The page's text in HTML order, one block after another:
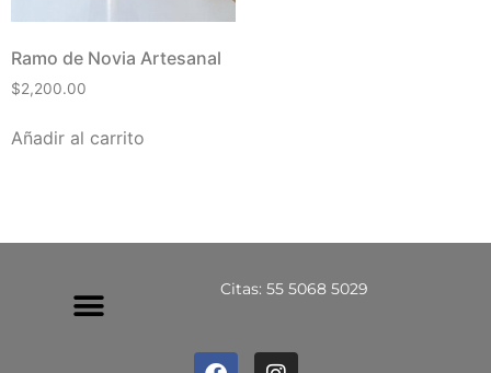
Ramo de Novia Artesanal
$2,200.00
Añadir al carrito
Citas: 55 5068 5029